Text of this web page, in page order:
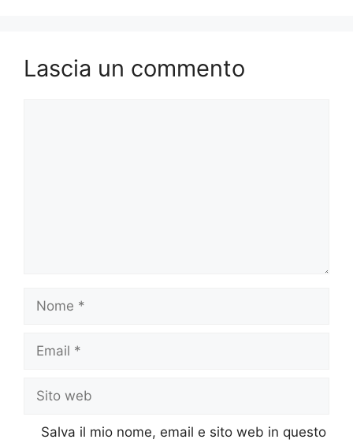
Lascia un commento
Nome
Email
Sito
web
Salva il mio nome, email e sito web in questo